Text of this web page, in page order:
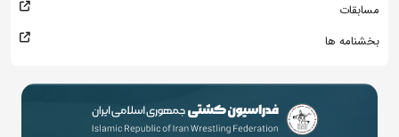
مسابقات
بخشنامه ها